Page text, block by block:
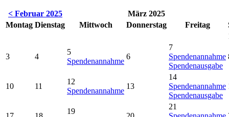
< Februar 2025
März 2025
Montag Dienstag Mittwoch Donnerstag Freitag
3 4
5
Spendenannahme
6
7
Spendenannahme
Spendenausgabe
10 11
12
Spendenannahme
13
14
Spendenannahme
Spendenausgabe
19
21